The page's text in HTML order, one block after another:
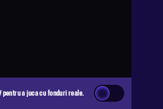
pentru a juca cu fonduri reale.